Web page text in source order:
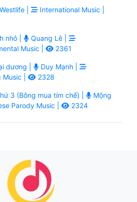
Westlife |
International Music |
nhỏ |
Quang Lê |
Music |
2361
dương |
Duy Mạnh |
Music |
2328
3 (Bông mua tím chế) |
Mộng
Parody Music | 2324